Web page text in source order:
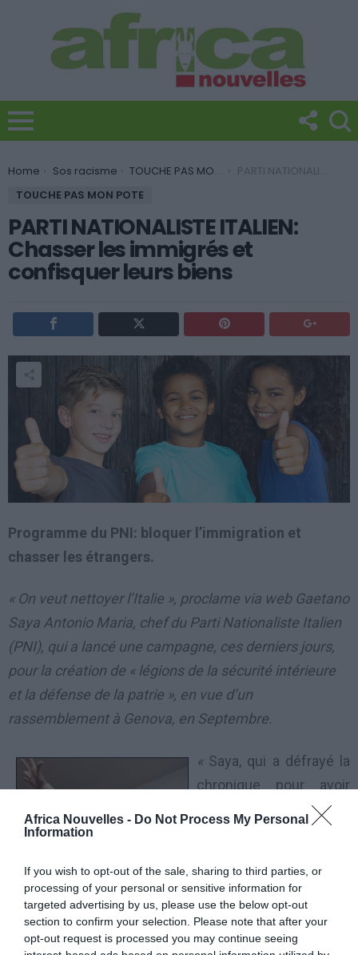
Africa Nouvelles - Do Not Process My Personal
Information
If you wish to opt-out of the sale, sharing to third parties, or
processing of your personal or sensitive information for
targeted advertising by us, please use the below opt-out
section to confirm your selection. Please note that after your
opt-out request is processed you may continue seeing
You are here:
Home Sos racisme TOUCHE PAS MON POTE
PARTI NATIONALISTE ITALIEN: Chasser les immigrés et confisquer leurs biens
TOUCHE PAS MON POTE
PARTI NATIONALISTE ITALIEN:
Chasser les immigrés et
confisquer leurs biens
Programme du PNI: bloquer l’immigration et
chasser les étrangers.
« On veut nettoyer l’Italie », proclame via web Gaetano
Saya Antonio Maria, chef du Parti Nationaliste Italien
(PNI), qui a lancé une campagne, ces derniers jours,
pour la création de « légions de la sécurité intérieure
et la défense de la patrie », en vue d’un
rassemblement à Genova, en Septembre.
« Saya, qui a défrayé la
chronique pour avoir
créé une sorte de police
premiers points de son
programme politique.
Toutes les nouvaux italiens, qui ne sont pas citoyens